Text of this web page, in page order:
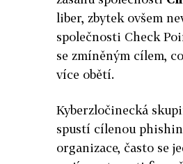
liber, zbytek ovšem
společnosti Check
se zmíněným cílem,
více obětí.
Kyberzločinecká
spustí cílenou
organizace, často se